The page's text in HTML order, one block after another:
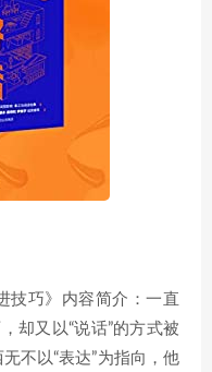
技巧》内容简介：一直
却又以“说话”的方式被
不以“表达”为指向，他